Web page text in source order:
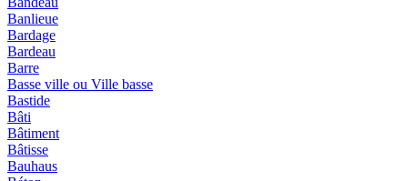
Banlieue
Bardage
Bardeau
Barre
Basse ville ou Ville basse
Bastide
Bâti
Bâtiment
Bâtisse
Bauhaus